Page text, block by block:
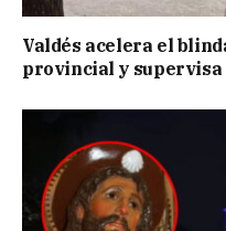
Valdés acelera el
provincial y